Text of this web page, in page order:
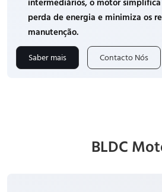
intermediários, o motor
perda de energia e minimiza os
manutenção.
Saber mais Contacto Nós
BLDC